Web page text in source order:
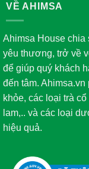
VỀ AHIMSA
Ahimsa House
yêu thương, trở về
để giúp quý khách
đến tâm.
khỏe, các loại trà
lam,.. và các loại
hiệu quả.